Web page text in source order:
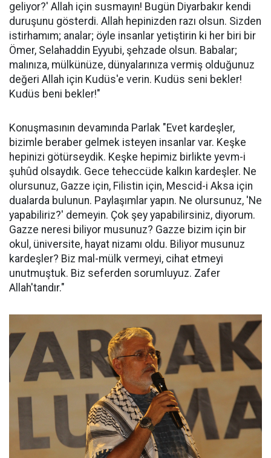
geliyor?' Allah için susmayın! Bugün Diyarbakır kendi
duruşunu gösterdi. Allah hepinizden razı olsun. Sizden
istirhamım; analar; öyle insanlar yetiştirin ki her biri bir
Ömer, Selahaddin Eyyubi, şehzade olsun. Babalar;
malınıza, mülkünüze, dünyalarınıza vermiş olduğunuz
değeri Allah için Kudüs'e verin. Kudüs seni bekler!
Kudüs beni bekler!"
Konuşmasının devamında Parlak "Evet kardeşler,
bizimle beraber gelmek isteyen insanlar var. Keşke
hepinizi götürseydik. Keşke hepimiz birlikte yevm-i
şuhûd olsaydık. Gece teheccüde kalkın kardeşler. Ne
olursunuz, Gazze için, Filistin için, Mescid-i Aksa için
dualarda bulunun. Paylaşımlar yapın. Ne olursunuz, 'Ne
yapabiliriz?' demeyin. Çok şey yapabilirsiniz, diyorum.
Gazze neresi biliyor musunuz? Gazze bizim için bir
okul, üniversite, hayat nizamı oldu. Biliyor musunuz
kardeşler? Biz mal-mülk vermeyi, cihat etmeyi
unutmuştuk. Biz seferden sorumluyuz. Zafer
Allah'tandır."